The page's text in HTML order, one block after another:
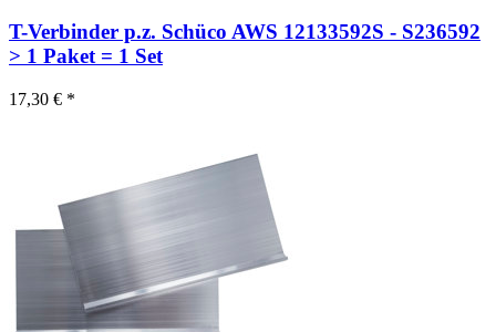
T-Verbinder p.z. Schüco AWS 12133592S - S236592
> 1 Paket = 1 Set
17,30 € *